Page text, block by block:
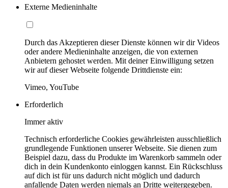
Externe Medieninhalte
Durch das Akzeptieren dieser Dienste können wir dir Videos
oder andere Medieninhalte anzeigen, die von externen
Anbietern gehostet werden. Mit deiner Einwilligung setzen
wir auf dieser Webseite folgende Drittdienste ein:
Vimeo, YouTube
Erforderlich
Immer aktiv
Technisch erforderliche Cookies gewährleisten ausschließlich
grundlegende Funktionen unserer Webseite. Sie dienen zum
Beispiel dazu, dass du Produkte im Warenkorb sammeln oder
dich in dein Kundenkonto einloggen kannst. Ein Rückschluss
auf dich ist für uns dadurch nicht möglich und dadurch
anfallende Daten werden niemals an Dritte weitergegeben.